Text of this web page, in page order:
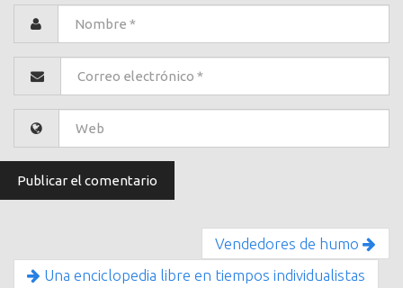
Vendedores de humo
Una enciclopedia libre en tiempos individualistas